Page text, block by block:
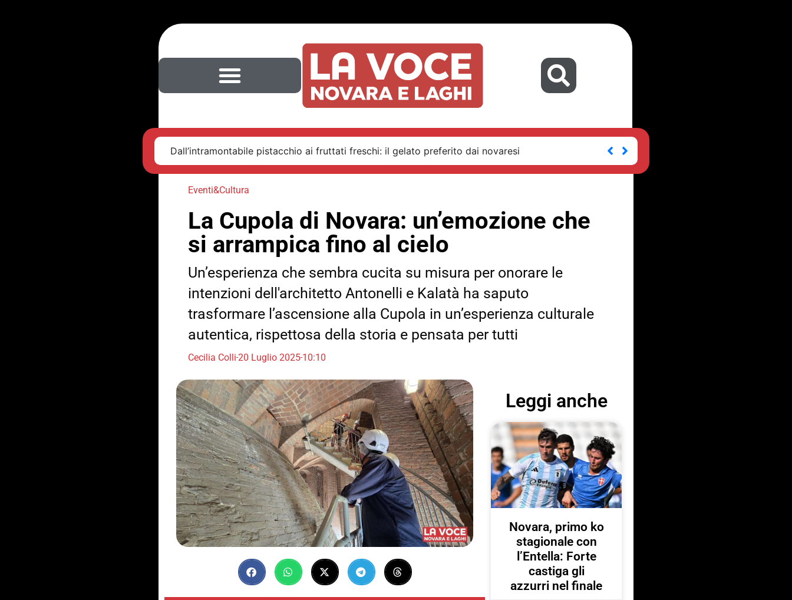
Dall’intramontabile pistacchio ai fruttati freschi: il gelato preferito dai novaresi
Eventi&Cultura
La Cupola di Novara: un’emozione che
si arrampica fino al cielo
Un’esperienza che sembra cucita su misura per onorare le
intenzioni dell'architetto Antonelli e Kalatà ha saputo
trasformare l’ascensione alla Cupola in un’esperienza culturale
autentica, rispettosa della storia e pensata per tutti
Cecilia Colli20 Luglio 202510:10
Leggi anche
Novara, primo ko
stagionale con
l’Entella: Forte
castiga gli
azzurri nel finale